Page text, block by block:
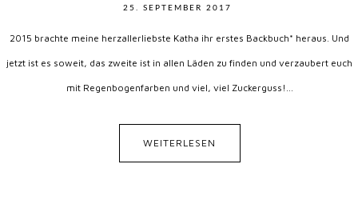
25. SEPTEMBER 2017
2015 brachte meine herzallerliebste Katha ihr erstes Backbuch* heraus. Und
jetzt ist es soweit, das zweite ist in allen Läden zu finden und verzaubert euch
mit Regenbogenfarben und viel, viel Zuckerguss!...
WEITERLESEN